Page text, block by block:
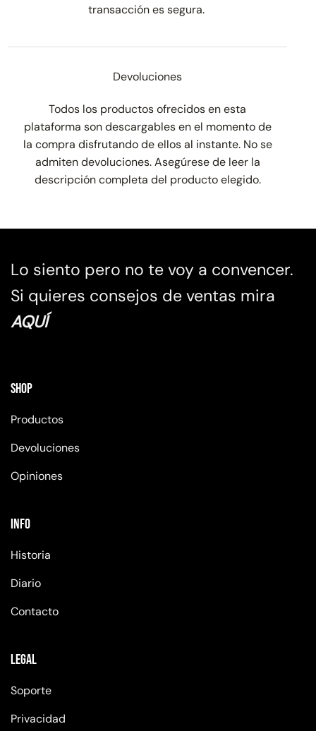
transacción es segura.
Devoluciones
Todos los productos ofrecidos en esta
plataforma son descargables en el momento de
la compra disfrutando de ellos al instante. No se
admiten devoluciones. Asegúrese de leer la
descripción completa del producto elegido.
Lo siento pero no te voy a convencer.
Si quieres consejos de ventas mira
AQUÍ
Shop
Productos
Devoluciones
Opiniones
Info
Historia
Diario
Contacto
Legal
Soporte
Privacidad